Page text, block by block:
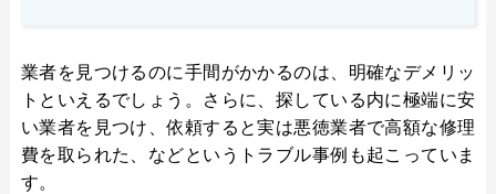
業者を見つけるのに手間がかかるのは、明確なデメリッ
トといえるでしょう。さらに、探している内に極端に安
い業者を見つけ、依頼すると実は悪徳業者で高額な修理
費を取られた、などというトラブル事例も起こっていま
す。